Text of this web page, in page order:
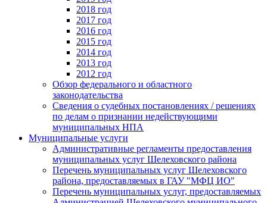
2018 год
2017 год
2016 год
2015 год
2014 год
2013 год
2012 год
Обзор федерального и областного
законодательства
Сведения о судебных постановлениях / решениях
по делам о признании недействующими
муниципальных НПА
Муниципальные услуги
Административные регламенты предоставления
муниципальных услуг Шелеховского района
Перечень муниципальных услуг Шелеховского
района, предоставляемых в ГАУ "МФЦ ИО"
Перечень муниципальных услуг, предоставляемых